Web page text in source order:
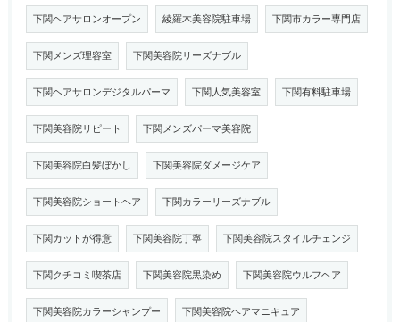
下関ヘアサロンオープン 綾羅木美容院駐車場 下関市カラー専門店
下関メンズ理容室 下関美容院リーズナブル
下関ヘアサロンデジタルパーマ 下関人気美容室 下関有料駐車場
下関美容院リピート 下関メンズパーマ美容院
下関美容院白髪ぼかし 下関美容院ダメージケア
下関美容院ショートヘア 下関カラーリーズナブル
下関カットが得意 下関美容院丁寧 下関美容院スタイルチェンジ
下関クチコミ喫茶店 下関美容院黒染め 下関美容院ウルフヘア
下関美容院カラーシャンプー 下関美容院ヘアマニキュア